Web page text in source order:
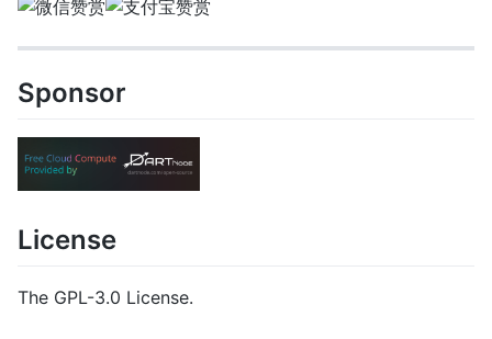
Sponsor
License
The GPL-3.0 License.